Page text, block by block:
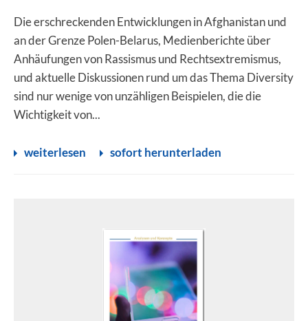
Die erschreckenden Entwicklungen in Afghanistan und
an der Grenze Polen-Belarus, Medienberichte über
Anhäufungen von Rassismus und Rechtsextremismus,
und aktuelle Diskussionen rund um das Thema Diversity
sind nur wenige von unzähligen Beispielen, die die
Wichtigkeit von...
weiterlesen sofort herunterladen